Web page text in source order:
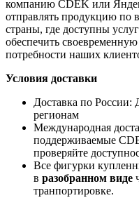
компанию CDEK или
отправлять продукцию по
страны, где доступны
обеспечить
потребности наших
Условия доставки
Доставка по России:
регионам
Международная
поддерживаемые
проверяйте
Все фигурки
в разобранном виде
транпортировке.